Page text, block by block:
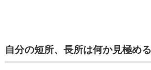
自分の短所、長所は何か見極める